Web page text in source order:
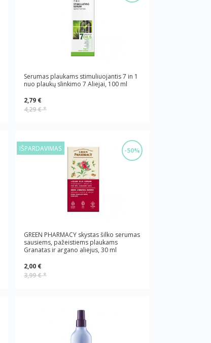
Serumas plaukams stimuliuojantis 7 in 1
nuo plaukų slinkimo 7 Aliejai, 100 ml
2,79 €
4,29 €*
-50%
IŠPARDAVIMAS
GREEN PHARMACY skystas šilko serumas
sausiems, pažeistiems plaukams
Granatas ir argano aliejus, 30 ml
2,00 €
3,99 €*